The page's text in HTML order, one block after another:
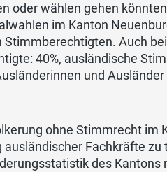
oder wählen gehen
im Kanton
Stimmberechtigten. Auch
40%, ausländische
und
ohne Stimmrecht im
Fachkräfte
des